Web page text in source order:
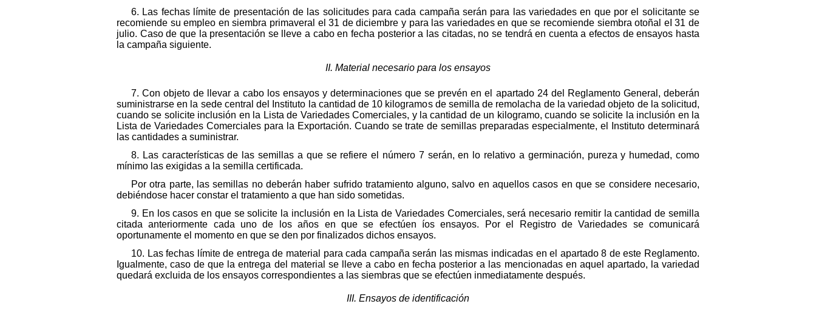
6. Las fechas límite de presentación de las solicitudes para cada campaña serán para las variedades en que por el solicitante se
recomiende su empleo en siembra primaveral el 31 de diciembre y para las variedades en que se recomiende siembra otoñal eI 31 de
julio. Caso de que la presentación se lleve a cabo en fecha posterior a las citadas, no se tendrá en cuenta a efectos de ensayos hasta
la campaña siguiente.
II. Material necesario para los ensayos
7. Con objeto de llevar a cabo los ensayos y determinaciones que se prevén en el apartado 24 del Reglamento General, deberán
suministrarse en la sede central del Instituto la cantidad de 10 kilogramos de semilla de remolacha de la variedad objeto de la solicitud,
cuando se solicite inclusión en la Lista de Variedades Comerciales, y la cantidad de un kilogramo, cuando se solicite la inclusión en la
Lista de Variedades Comerciales para la Exportación. Cuando se trate de semillas preparadas especialmente, el Instituto determinará
las cantidades a suministrar.
8. Las características de las semillas a que se refiere el número 7 serán, en lo relativo a germinación, pureza y humedad, como
mínimo las exigidas a la semilla certificada.
Por otra parte, las semillas no deberán haber sufrido tratamiento alguno, salvo en aquellos casos en que se considere necesario,
debiéndose hacer constar el tratamiento a que han sido sometidas.
9. En los casos en que se solicite la inclusión en la Lista de Variedades Comerciales, será necesario remitir la cantidad de semilla
citada anteriormente cada uno de los años en que se efectúen íos ensayos. Por el Registro de Variedades se comunicará
oportunamente el momento en que se den por finalizados dichos ensayos.
10. Las fechas límite de entrega de material para cada campaña serán las mismas indicadas en el apartado 8 de este Reglamento.
Igualmente, caso de que la entrega del material se lleve a cabo en fecha posterior a las mencionadas en aquel apartado, la variedad
quedará excluida de los ensayos correspondientes a las siembras que se efectúen inmediatamente después.
III. Ensayos de identificación